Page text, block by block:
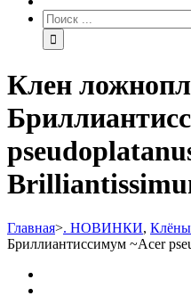
Клен
Главная>. НОВИНКИ,
Бриллиантиссимум ~Acer